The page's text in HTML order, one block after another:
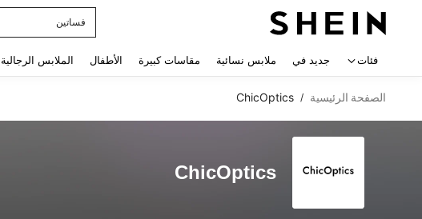
فساتين
فئات جديد في ملابس نسائية مقاسات كبيرة الأطفال الملابس الرجالية
الصفحة الرئيسية /
ChicOptics
ChicOptics